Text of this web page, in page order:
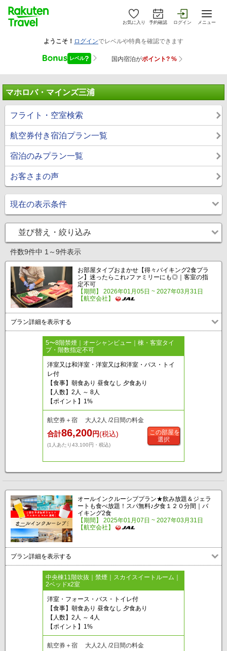
お気に入り 予約確認 ログイン メニュー
マホロバ・マインズ三浦
フライト・空室検索
航空券付き宿泊プラン一覧
宿泊のみプラン一覧
お客さまの声
現在の表示条件
並び替え・絞り込み
件数9件中 1～9件表示
お部屋タイプおまかせ【得々バイキング2食プラ
ン】迷ったらこれ♪ファミリーにも◎｜客室の指
定不可
【期間】 2026年01月05日 ~ 2027年03月31日
【航空会社】
プラン詳細を表示する
5〜8階禁煙｜オーシャンビュー｜棟・客室タイ
プ・階数指定不可
洋室又は和洋室・洋室又は和洋室・バス・トイ
レ付
【食事】朝食あり 昼食なし 夕食あり
【人数】2人 ～ 8人
【ポイント】1%
航空券＋宿 大人2人 /2日間の料金
合計86,200円(税込)
(1人あたり43,100円・税込)
この部屋を
選択
オールインクルーシブプラン★飲み放題＆ジェラ
ートも食べ放題！スパ無料♪夕食１２０分間｜バ
イキング2食
【期間】 2025年01月07日 ~ 2027年03月31日
【航空会社】
プラン詳細を表示する
中央棟11階吹抜｜禁煙｜スカイスイートルーム｜
2ベッドx2室
洋室・フォース・バス・トイレ付
【食事】朝食あり 昼食なし 夕食あり
【人数】2人 ～ 4人
【ポイント】1%
航空券＋宿 大人2人 /2日間の料金